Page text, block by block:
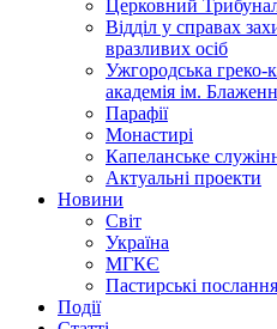
Церковний
Відділ у справах
вразливих осіб
Ужгородська греко-
академія ім.
Парафії
Монастирі
Капеланське
Актуальні проекти
Новини
Світ
Україна
МГКЄ
Пастирські послання
Події